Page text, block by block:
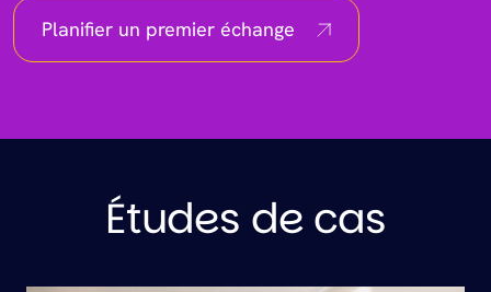
Planifier un premier échange
Études de cas